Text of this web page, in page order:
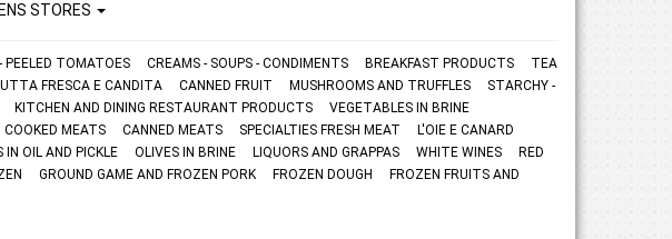
STORES
TOMATOES CREAMS - SOUPS - CONDIMENTS BREAKFAST PRODUCTS
TEA
FRESCA E CANDITA CANNED FRUIT MUSHROOMS AND TRUFFLES
STARCHY -
KITCHEN AND DINING RESTAURANT PRODUCTS
VEGETABLES IN BRINE
COOKED MEATS CANNED MEATS SPECIALTIES FRESH MEAT
L'OIE E CANARD
IN OIL AND PICKLE OLIVES IN BRINE LIQUORS AND GRAPPAS WHITE WINES
RED
GROUND GAME AND FROZEN PORK FROZEN DOUGH
FROZEN FRUITS AND